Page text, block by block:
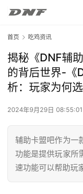
首页 吃鸡资讯
揭秘《DNF辅
的背后世界-《
析：玩家为何
2024年9月29日 08:55:01
辅助卡盟吧作为一
功能是提供玩家所
速功能可以帮助玩